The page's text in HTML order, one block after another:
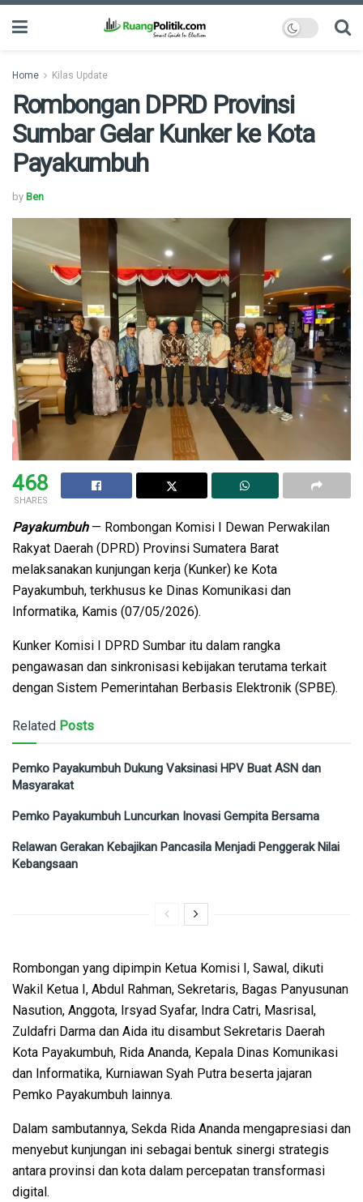
Home Kilas Update
Rombongan DPRD Provinsi
Sumbar Gelar Kunker ke Kota
Payakumbuh
by Ben
468
SHARES
Payakumbuh— Rombongan Komisi I Dewan Perwakilan
Rakyat Daerah (DPRD) Provinsi Sumatera Barat
melaksanakan kunjungan kerja (Kunker) ke Kota
Payakumbuh, terkhusus ke Dinas Komunikasi dan
Informatika, Kamis (07/05/2026).
Kunker Komisi I DPRD Sumbar itu dalam rangka
pengawasan dan sinkronisasi kebijakan terutama terkait
dengan Sistem Pemerintahan Berbasis Elektronik (SPBE).
Related Posts
Pemko Payakumbuh Dukung Vaksinasi HPV Buat ASN dan
Masyarakat
Pemko Payakumbuh Luncurkan Inovasi Gempita Bersama
Relawan Gerakan Kebajikan Pancasila Menjadi Penggerak Nilai
Kebangsaan
Rombongan yang dipimpin Ketua Komisi I, Sawal, dikuti
Wakil Ketua I, Abdul Rahman, Sekretaris, Bagas Panyusunan
Nasution, Anggota, Irsyad Syafar, Indra Catri, Masrisal,
Zuldafri Darma dan Aida itu disambut Sekretaris Daerah
Kota Payakumbuh, Rida Ananda, Kepala Dinas Komunikasi
dan Informatika, Kurniawan Syah Putra beserta jajaran
Pemko Payakumbuh lainnya.
Dalam sambutannya, Sekda Rida Ananda mengapresiasi dan
menyebut kunjungan ini sebagai bentuk sinergi strategis
antara provinsi dan kota dalam percepatan transformasi
digital.